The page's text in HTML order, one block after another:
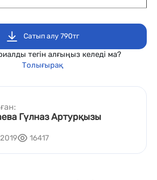
Сатып алу 790тг
тегін алғыңыз келеді ма?
Толығырақ
Гүлназ Артурқызы
16417